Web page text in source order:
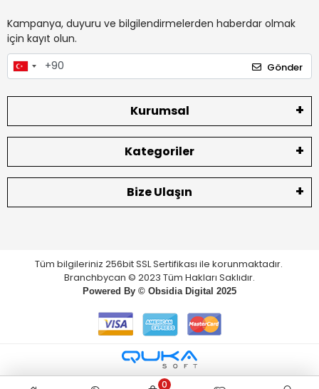
Kampanya, duyuru ve bilgilendirmelerden haberdar olmak
için kayıt olun.
Gönder
Kurumsal
Kategoriler
Bize Ulaşın
Tüm bilgileriniz 256bit SSL Sertifikası ile korunmaktadır.
Branchbycan © 2023 Tüm Hakları Saklıdır.
Powered By © Obsidia Digital 2025
0